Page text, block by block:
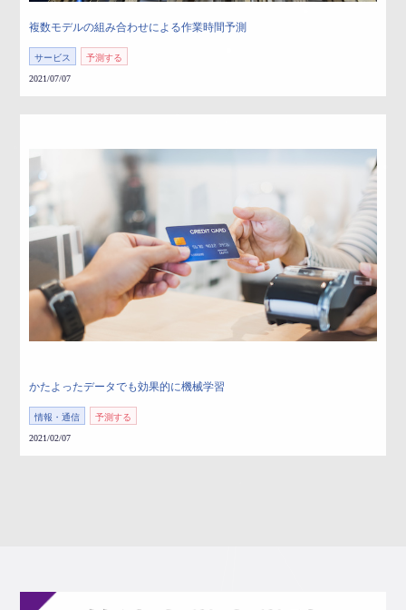
複数モデルの組み合わせによる作業時間予測
サービス 予測する
2021/07/07
かたよったデータでも効果的に機械学習
情報・通信 予測する
2021/02/07